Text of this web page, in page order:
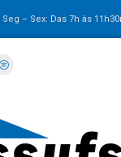
Seg – Sex: Das 7h às